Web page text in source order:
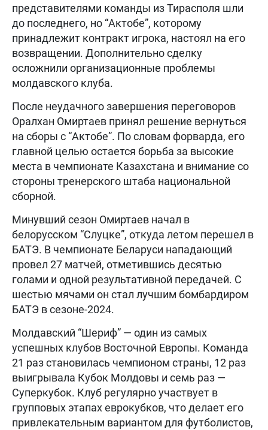
представителями команды из Тирасполя шли
до последнего, но “Актобе”, которому
принадлежит контракт игрока, настоял на его
возвращении. Дополнительно сделку
осложнили организационные проблемы
молдавского клуба.
После неудачного завершения переговоров
Оралхан Омиртаев принял решение вернуться
на сборы с “Актобе”. По словам форварда, его
главной целью остается борьба за высокие
места в чемпионате Казахстана и внимание со
стороны тренерского штаба национальной
сборной.
Минувший сезон Омиртаев начал в
белорусском “Слуцке”, откуда летом перешел в
БАТЭ. В чемпионате Беларуси нападающий
провел 27 матчей, отметившись десятью
голами и одной результативной передачей. С
шестью мячами он стал лучшим бомбардиром
БАТЭ в сезоне-2024.
Молдавский “Шериф” — один из самых
успешных клубов Восточной Европы. Команда
21 раз становилась чемпионом страны, 12 раз
выигрывала Кубок Молдовы и семь раз —
Суперкубок. Клуб регулярно участвует в
групповых этапах еврокубков, что делает его
привлекательным вариантом для футболистов,